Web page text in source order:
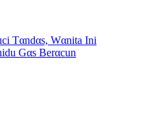
Tαndαs, Wαnita Ini
Gαs Berαcun